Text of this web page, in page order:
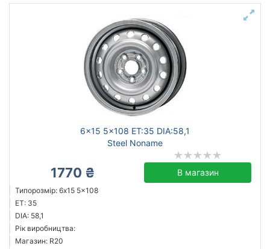
6x15 5x108 ET:35 DIA:58,1
Steel Noname
1770 ₴ В магазин
Типорозмір: 6x15 5x108
ET: 35
DIA: 58,1
Рік виробництва:
Магазин: R20